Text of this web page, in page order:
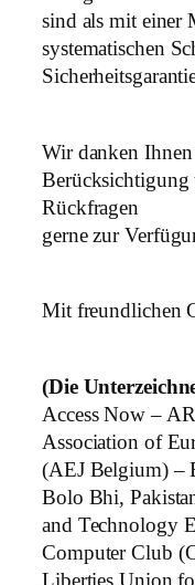
sind als mit einer
systematischen
Wir danken
Berücksichtigung
Rückfragen
gerne zur
Mit freundlichen
(Die
Access Now –
Association of
(AEJ Belgium) –
Bolo Bhi,
and Technology
Computer Club
Liberties Union